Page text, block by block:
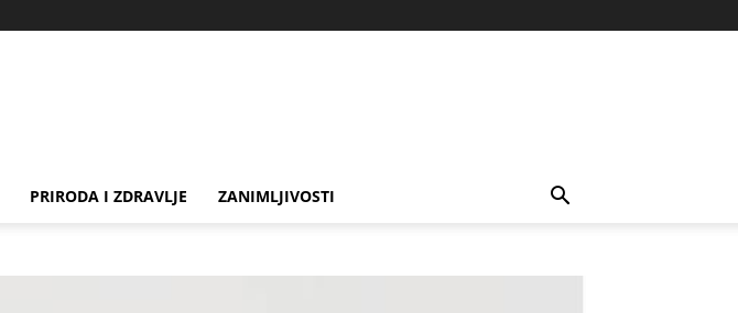
PRIRODA I ZDRAVLJE ZANIMLJIVOSTI